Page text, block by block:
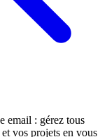
email : gérez tous
vos projets en vous